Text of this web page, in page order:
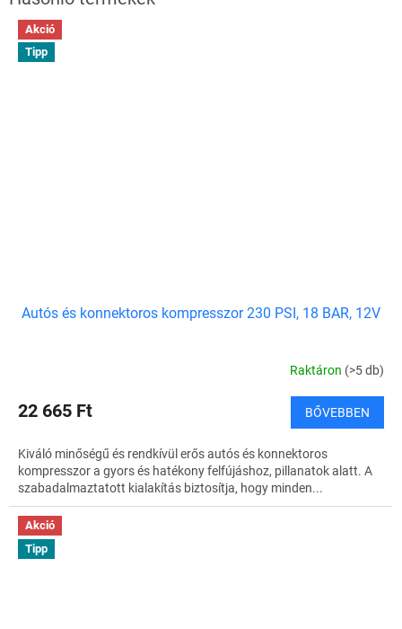
Akció
Tipp
Autós és konnektoros kompresszor 230 PSI, 18 BAR, 12V
Raktáron (>5 db)
22 665 Ft BŐVEBBEN
Kiváló minőségű és rendkívül erős autós és konnektoros
kompresszor a gyors és hatékony felfújáshoz, pillanatok alatt. A
szabadalmaztatott kialakítás biztosítja, hogy minden...
Akció
Tipp